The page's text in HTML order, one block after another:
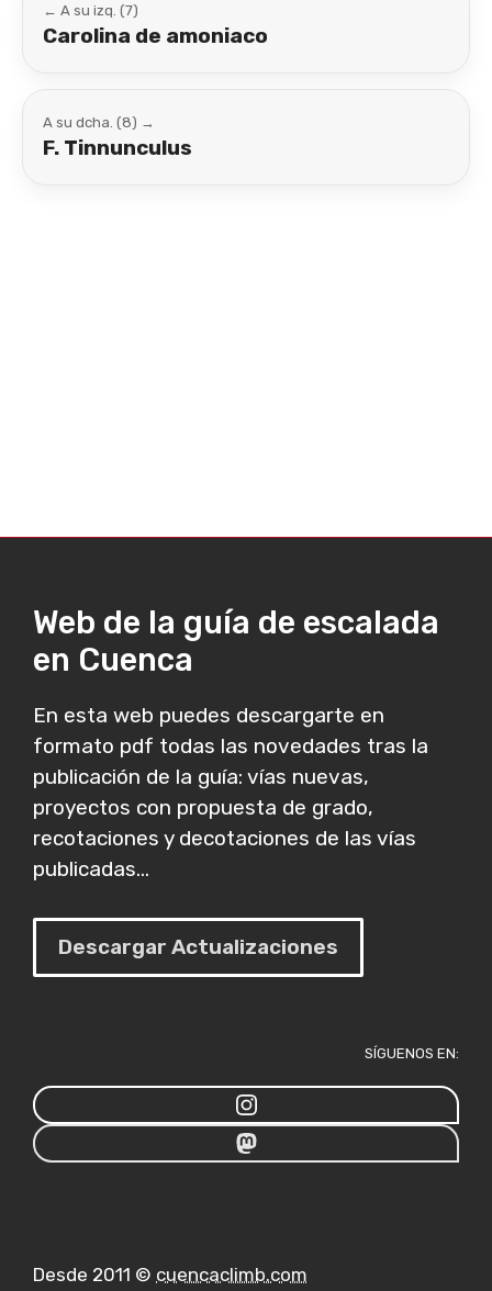
← A su izq. (7)
Carolina de amoniaco
A su dcha. (8) →
F. Tinnunculus
Web de la guía de escalada
en Cuenca
En esta web puedes descargarte en
formato pdf todas las novedades tras la
publicación de la guía: vías nuevas,
proyectos con propuesta de grado,
recotaciones y decotaciones de las vías
publicadas...
Descargar Actualizaciones
SÍGUENOS EN:
Desde 2011 © cuencaclimb.com